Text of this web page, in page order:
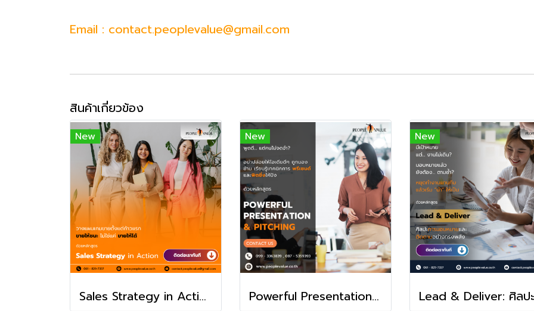
Email : contact.peoplevalue@gmail.com
สินค้าเกี่ยวข้อง
New
Sales Strategy in Action : วางแผนเกมขายให้ชนะตั้งแต่ก้าวแรก
New
Powerful Presentation & Pitching
New